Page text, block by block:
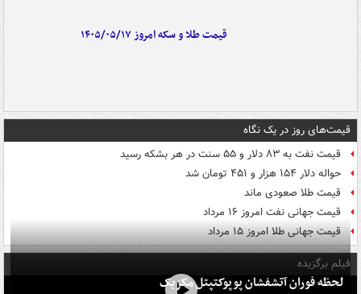
قیمت طلا و سکه امروز ۱۴۰۵/۰۵/۱۷
قیمت‌های روز در یک نگاه
قیمت نفت به ۸۳ دلار و ۵۵ سنت در هر بشکه رسید
حواله دلار ۱۵۴ هزار و ۴۵۱ تومان شد
قیمت طلا صعودی ماند
قیمت جهانی نفت امروز ۱۶ مرداد
قیمت جهانی طلا امروز ۱۵ مرداد
فیلم برگزیده
لحظه فوران آتشفشان پوپوکتپتل مکزیک